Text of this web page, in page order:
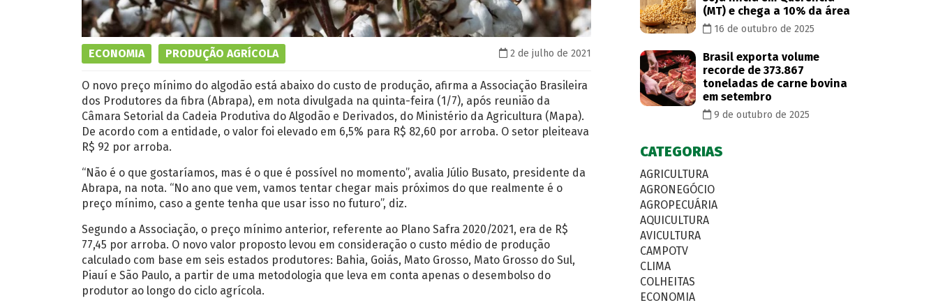
ECONOMIA PRODUÇÃO AGRÍCOLA 2 de julho de 2021
O novo preço mínimo do algodão está abaixo do custo de produção, afirma a Associação Brasileira
dos Produtores da fibra (Abrapa), em nota divulgada na quinta-feira (1/7), após reunião da
Câmara Setorial da Cadeia Produtiva do Algodão e Derivados, do Ministério da Agricultura (Mapa).
De acordo com a entidade, o valor foi elevado em 6,5% para R$ 82,60 por arroba. O setor pleiteava
R$ 92 por arroba.
“Não é o que gostaríamos, mas é o que é possível no momento”, avalia Júlio Busato, presidente da
Abrapa, na nota. “No ano que vem, vamos tentar chegar mais próximos do que realmente é o
preço mínimo, caso a gente tenha que usar isso no futuro”, diz.
Segundo a Associação, o preço mínimo anterior, referente ao Plano Safra 2020/2021, era de R$
77,45 por arroba. O novo valor proposto levou em consideração o custo médio de produção
calculado com base em seis estados produtores: Bahia, Goiás, Mato Grosso, Mato Grosso do Sul,
Piauí e São Paulo, a partir de uma metodologia que leva em conta apenas o desembolso do
produtor ao longo do ciclo agrícola.
(MT) e chega a 10% da área
16 de outubro de 2025
Brasil exporta volume
recorde de 373.867
toneladas de carne bovina
em setembro
9 de outubro de 2025
CATEGORIAS
AGRICULTURA
AGRONEGÓCIO
AGROPECUÁRIA
AQUICULTURA
AVICULTURA
CAMPOTV
CLIMA
COLHEITAS
ECONOMIA